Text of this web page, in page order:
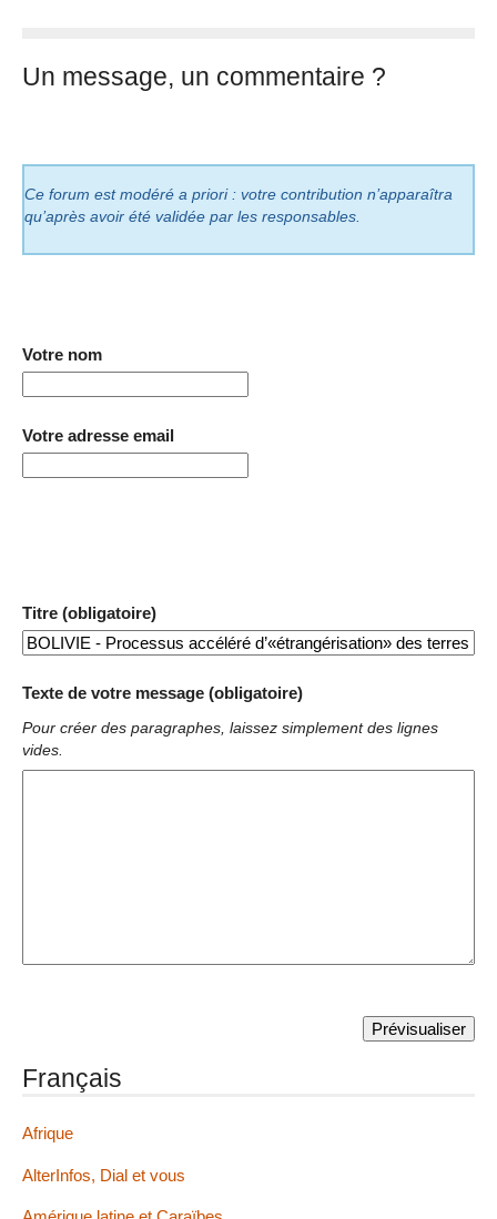
Un message, un commentaire ?
Ce forum est modéré a priori : votre contribution n’apparaîtra
qu’après avoir été validée par les responsables.
Votre nom
Votre adresse email
Titre (obligatoire)
Texte de votre message (obligatoire)
Pour créer des paragraphes, laissez simplement des lignes
vides.
Français
Afrique
AlterInfos, Dial et vous